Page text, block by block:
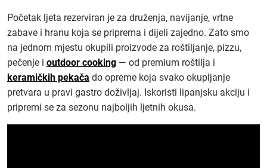
Početak ljeta rezerviran je za druženja, navijanje, vrtne
zabave i hranu koja se priprema i dijeli zajedno. Zato smo
na jednom mjestu okupili proizvode za roštiljanje, pizzu,
pečenje i outdoor cooking — od premium roštilja i
keramičkih pekača do opreme koja svako okupljanje
pretvara u pravi gastro doživljaj. Iskoristi lipanjsku akciju i
pripremi se za sezonu najboljih ljetnih okusa.